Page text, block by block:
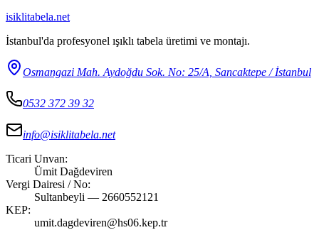
isiklitabela.net
İstanbul'da profesyonel ışıklı tabela üretimi ve montajı.
Osmangazi Mah. Aydoğdu Sok. No: 25/A, Sancaktepe / İstanbul
0532 372 39 32
info@isiklitabela.net
Ticari Unvan:
Ümit Dağdeviren
Vergi Dairesi / No:
Sultanbeyli — 2660552121
KEP:
umit.dagdeviren@hs06.kep.tr